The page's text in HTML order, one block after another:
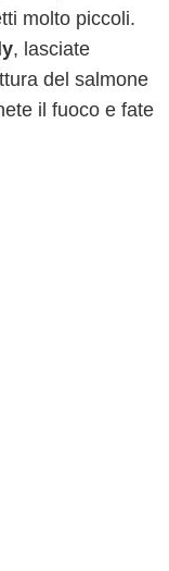
molto piccoli.
, lasciate
del salmone
il fuoco e fate